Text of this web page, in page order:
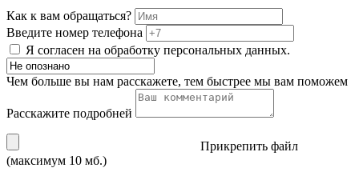
Как к вам обращаться?
Введите номер телефона
Я согласен на обработку персональных данных.
Чем больше вы нам расскажете, тем быстрее мы вам поможем
Расскажите подробней
Прикрепить файл
(максимум 10 мб.)